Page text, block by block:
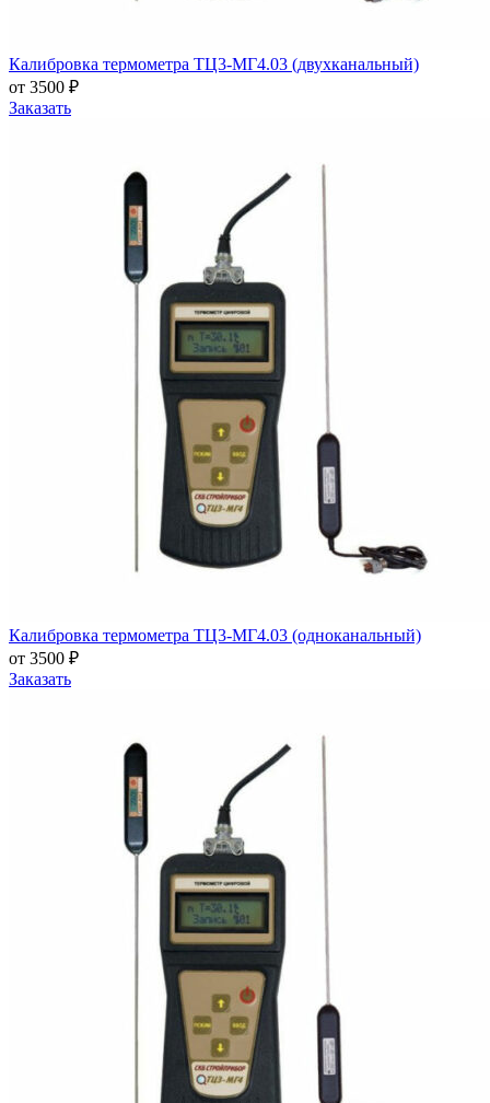
Калибровка термометра ТЦ3-МГ4.03 (двухканальный)
от 3500 ₽
Заказать
Калибровка термометра ТЦ3-МГ4.03 (одноканальный)
от 3500 ₽
Заказать